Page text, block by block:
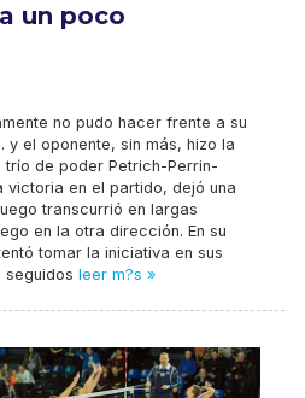
un poco
no pudo hacer frente a su
y el oponente, sin más, hizo la
de poder Petrich-Perrin-
victoria en el partido, dejó una
transcurrió en largas
en la otra dirección. En su
tomar la iniciativa en sus
seguidos leer m?s »